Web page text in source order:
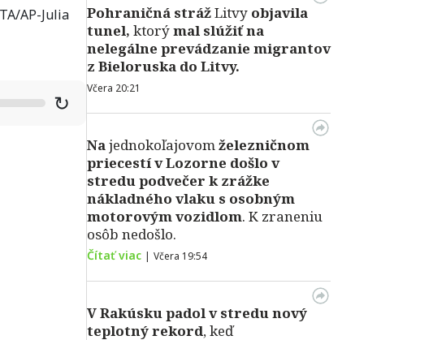
AP-Julia
↻
Pohraničná strážLitvy objavila
tunel, ktorýmal slúžiť na
nelegálne prevádzanie migrantov
z Bieloruska do Litvy.
Včera 20:21
Najednokoľajovomželezničnom
priecestí v Lozorne došlo v
stredu podvečer k zrážke
nákladného vlaku s osobným
motorovým vozidlom. K zraneniu
osôb nedošlo.
Čítať viac | Včera 19:54
V Rakúsku padol v stredu nový
teplotný rekord, keď